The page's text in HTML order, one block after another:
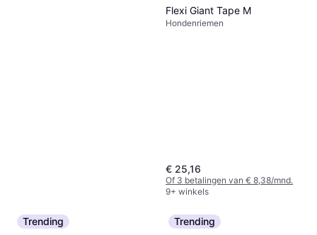
Flexi Giant Tape M
Hondenriemen
€ 25,16
Of 3 betalingen van € 8,38/mnd.
9+ winkels
Trending Trending